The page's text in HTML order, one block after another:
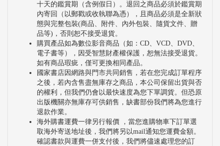
十天的鑑賞期（含例假日）。退回之商品必須於鑑賞期
內寄回（以郵戳或收執聯為憑），且商品必須是全新狀
態與完整包裝(商品、附件、內外包裝、隨貨文件、贈
品等)，否則恕不接受退貨。
購買產品如為數位影音商品（如：CD、VCD、DVD、
電子書等），因受智慧財產權保護，恕無法接受退貨。
如有商品瑕疵，僅可更換相同產品。
國家書店因網路與門市共同銷售，若在您完成訂單程序
之後，若內含售盡無庫存之商品，本公司保留出貨與否
的權利，但我們仍會以最快速度為您下單調貨。但恐原
出版機關亦無庫存可供銷售，缺書部份我們將為您進行
退款作業。
海外購書運費一律另行報價 ，當您進購物車下訂單選
取海外寄送地址後，我們將另以mail通知您運費金額。
確認書款與運費一併支付後，我們將儘速處理您的訂